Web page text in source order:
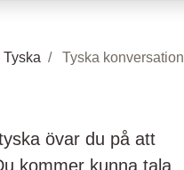
Tyska Tyska konversation
övar du på att
kommer kunna tala